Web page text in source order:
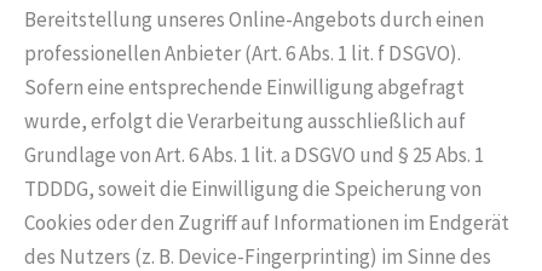
Bereitstellung unseres Online-Angebots durch einen
professionellen Anbieter (Art. 6 Abs. 1 lit. f DSGVO).
Sofern eine entsprechende Einwilligung abgefragt
wurde, erfolgt die Verarbeitung ausschließlich auf
Grundlage von Art. 6 Abs. 1 lit. a DSGVO und § 25 Abs. 1
TDDDG, soweit die Einwilligung die Speicherung von
Cookies oder den Zugriff auf Informationen im Endgerät
des Nutzers (z. B. Device-Fingerprinting) im Sinne des